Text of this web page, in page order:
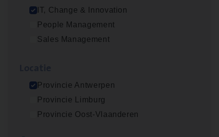
IT, Change & Innovation
People Management
Sales Management
Provincie Antwerpen
Provincie Limburg
Provincie Oost-Vlaanderen
(Agi­le)IT Pro­ject Manager
Scha­de Expert Fleet